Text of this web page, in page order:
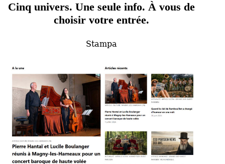
Cinq univers. Une seule info. À vous de
choisir votre entrée.
Stampa